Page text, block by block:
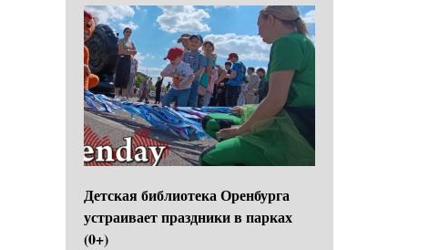
Детская библиотека Оренбурга
устраивает праздники в парках
(0+)